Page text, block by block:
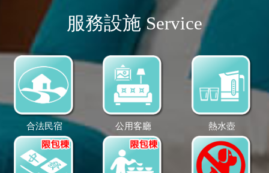
服務設施 Service
合法民宿 公用客廳 熱水壺